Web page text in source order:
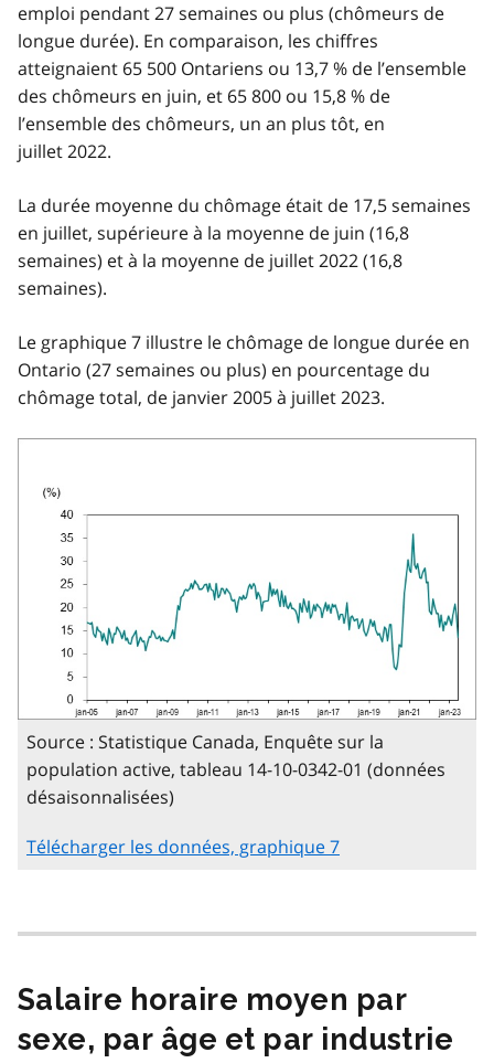
emploi pendant 27 semaines ou plus (chômeurs de
longue durée). En comparaison, les chiffres
atteignaient 65 500 Ontariens ou 13,7 % de l’ensemble
des chômeurs en juin, et 65 800 ou 15,8 % de
l’ensemble des chômeurs, un an plus tôt, en
juillet 2022.
La durée moyenne du chômage était de 17,5 semaines
en juillet, supérieure à la moyenne de juin (16,8
semaines) et à la moyenne de juillet 2022 (16,8
semaines).
Le graphique 7 illustre le chômage de longue durée en
Ontario (27 semaines ou plus) en pourcentage du
chômage total, de janvier 2005 à juillet 2023.
Source : Statistique Canada, Enquête sur la
population active, tableau 14-10-0342-01 (données
désaisonnalisées)
Télécharger les données, graphique 7
Salaire horaire moyen par
sexe, par âge et par industrie